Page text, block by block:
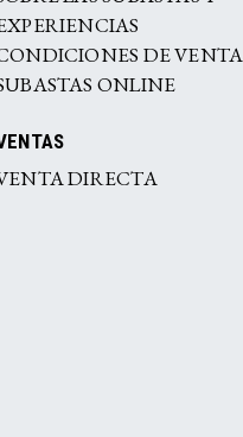
DE VENTA
ONLINE
DIRECTA